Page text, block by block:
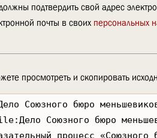
подтвердить свой адрес
почты в своих персональных
просмотреть и скопировать